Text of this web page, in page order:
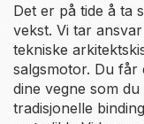
Det er på tide å ta
vekst. Vi tar
tekniske
salgsmotor. Du får
dine vegne som
tradisjonelle